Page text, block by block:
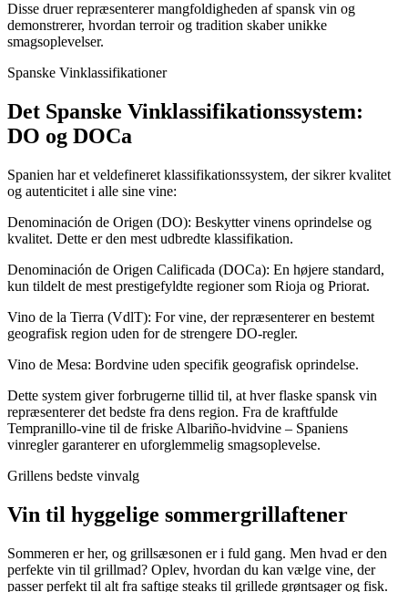
Disse druer repræsenterer mangfoldigheden af spansk vin og
demonstrerer, hvordan terroir og tradition skaber unikke
smagsoplevelser.
Spanske Vinklassifikationer
Det Spanske Vinklassifikationssystem:
DO og DOCa
Spanien har et veldefineret klassifikationssystem, der sikrer kvalitet
og autenticitet i alle sine vine:
Denominación de Origen (DO): Beskytter vinens oprindelse og
kvalitet. Dette er den mest udbredte klassifikation.
Denominación de Origen Calificada (DOCa): En højere standard,
kun tildelt de mest prestigefyldte regioner som Rioja og Priorat.
Vino de la Tierra (VdlT): For vine, der repræsenterer en bestemt
geografisk region uden for de strengere DO-regler.
Vino de Mesa: Bordvine uden specifik geografisk oprindelse.
Dette system giver forbrugerne tillid til, at hver flaske spansk vin
repræsenterer det bedste fra dens region. Fra de kraftfulde
Tempranillo-vine til de friske Albariño-hvidvine – Spaniens
vinregler garanterer en uforglemmelig smagsoplevelse.
Grillens bedste vinvalg
Vin til hyggelige sommergrillaftener
Sommeren er her, og grillsæsonen er i fuld gang. Men hvad er den
perfekte vin til grillmad? Oplev, hvordan du kan vælge vine, der
passer perfekt til alt fra saftige steaks til grillede grøntsager og fisk.